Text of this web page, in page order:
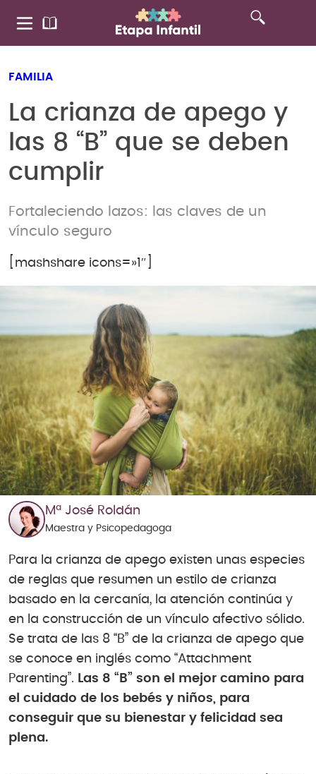
FAMILIA
La crianza de apego y
las 8 “B” que se deben
cumplir
Fortaleciendo lazos: las claves de un
vínculo seguro
[mashshare icons=»1″]
Mª José Roldán
Maestra y Psicopedagoga
Para la crianza de apego existen unas especies
de reglas que resumen un estilo de crianza
basado en la cercanía, la atención continúa y
en la construcción de un vínculo afectivo sólido.
Se trata de las 8 “B” de la crianza de apego que
se conoce en inglés como “Attachment
Parenting”. Las 8 “B” son el mejor camino para
el cuidado de los bebés y niños, para
conseguir que su bienestar y felicidad sea
plena.